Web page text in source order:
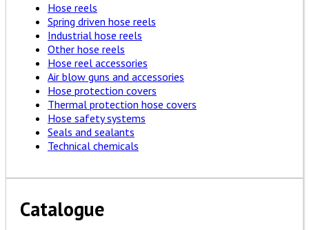
Hose reels
Spring driven hose reels
Industrial hose reels
Other hose reels
Hose reel accessories
Air blow guns and accessories
Hose protection covers
Thermal protection hose covers
Hose safety systems
Seals and sealants
Technical chemicals
Catalogue